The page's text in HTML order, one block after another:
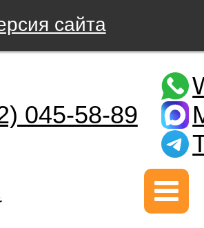
сайта
045-58-89